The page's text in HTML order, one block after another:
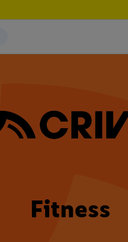
Fitness